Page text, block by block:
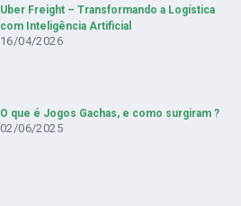
Uber Freight – Transformando a Logística
com Inteligência Artificial
16/04/2026
O que é Jogos Gachas, e como surgiram ?
02/06/2025